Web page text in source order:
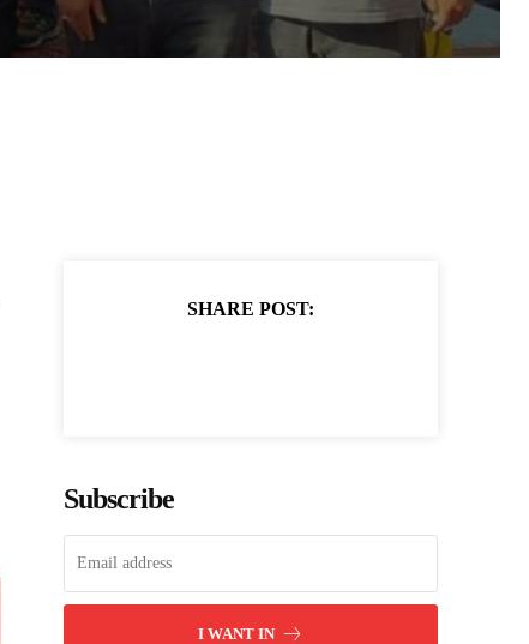
SHARE POST:
Subscribe
I WANT IN